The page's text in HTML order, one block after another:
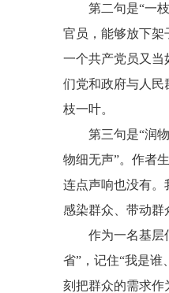
第二句是“一
官员，能够放下架
一个共产党员又当
们党和政府与人民
枝一叶。
第三句是“润
物细无声”。作者
连点声响也没有。
感染群众、带动群
作为一名基层
省”，记住“我是谁
刻把群众的需求作